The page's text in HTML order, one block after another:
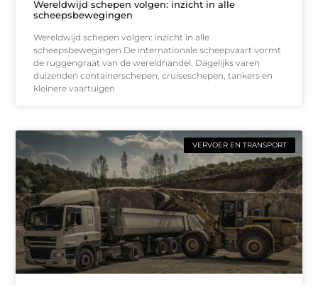
Wereldwijd schepen volgen: inzicht in alle
scheepsbewegingen
Wereldwijd schepen volgen: inzicht in alle
scheepsbewegingen De internationale scheepvaart vormt
de ruggengraat van de wereldhandel. Dagelijks varen
duizenden containerschepen, cruiseschepen, tankers en
kleinere vaartuigen
VERVOER EN TRANSPORT